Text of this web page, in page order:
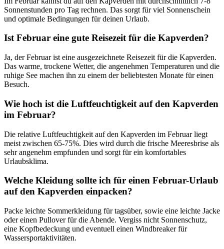
Sonnenstunden pro Tag rechnen. Das sorgt für viel Sonnenschein
und optimale Bedingungen für deinen Urlaub.
Ist Februar eine gute Reisezeit für die Kapverden?
Ja, der Februar ist eine ausgezeichnete Reisezeit für die Kapverden.
Das warme, trockene Wetter, die angenehmen Temperaturen und die
ruhige See machen ihn zu einem der beliebtesten Monate für einen
Besuch.
Wie hoch ist die Luftfeuchtigkeit auf den Kapverden
im Februar?
Die relative Luftfeuchtigkeit auf den Kapverden im Februar liegt
meist zwischen 65-75%. Dies wird durch die frische Meeresbrise als
sehr angenehm empfunden und sorgt für ein komfortables
Urlaubsklima.
Welche Kleidung sollte ich für einen Februar-Urlaub
auf den Kapverden einpacken?
Packe leichte Sommerkleidung für tagsüber, sowie eine leichte Jacke
oder einen Pullover für die Abende. Vergiss nicht Sonnenschutz,
eine Kopfbedeckung und eventuell einen Windbreaker für
Wassersportaktivitäten.